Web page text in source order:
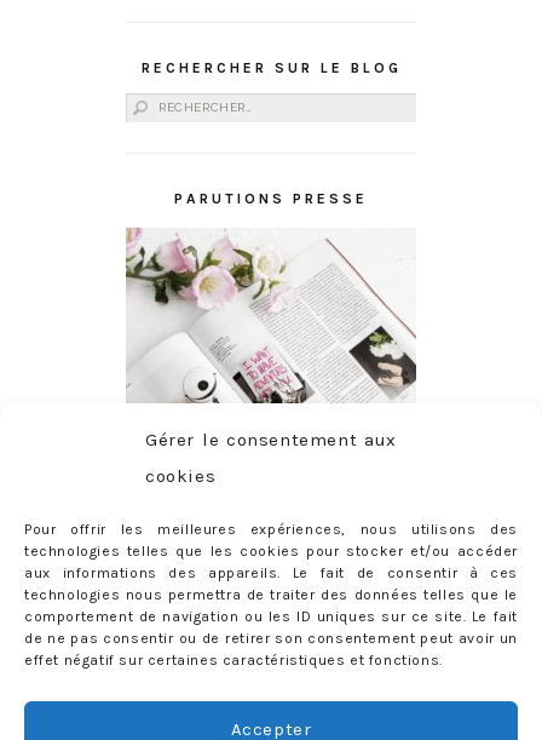
Gérer le consentement aux
cookies
Pour offrir les meilleures expériences, nous utilisons des
technologies telles que les cookies pour stocker et/ou accéder
aux informations des appareils. Le fait de consentir à ces
technologies nous permettra de traiter des données telles que le
comportement de navigation ou les ID uniques sur ce site. Le fait
de ne pas consentir ou de retirer son consentement peut avoir un
effet négatif sur certaines caractéristiques et fonctions.
Accepter
RECHERCHER SUR LE BLOG
Rechercher :
PARUTIONS PRESSE
ABONNEMENT
Adresse